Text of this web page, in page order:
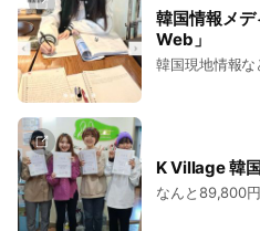
韓国情報メ
Web」
韓国現地情報な
K Village 韓
なんと89,800